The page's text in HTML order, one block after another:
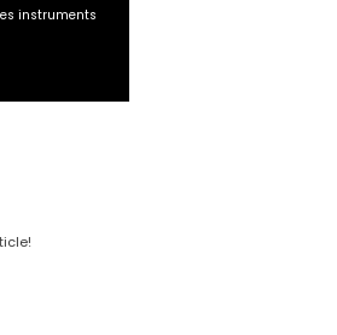
instruments